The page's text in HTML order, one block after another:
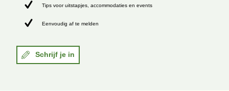
Tips voor uitstapjes, accommodaties en events
Eenvoudig af te melden
Schrijf je in